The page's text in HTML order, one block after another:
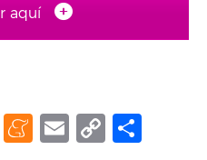
aquí
Telegram
Meneame
Email
Copy